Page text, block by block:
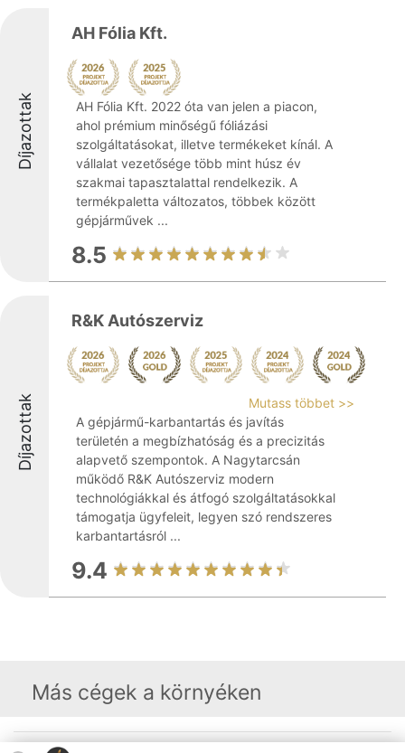
Díjazottak
AH Fólia Kft.
AH Fólia Kft. 2022 óta van jelen a piacon,
ahol prémium minőségű fóliázási
szolgáltatásokat, illetve termékeket kínál. A
vállalat vezetősége több mint húsz év
szakmai tapasztalattal rendelkezik. A
termékpaletta változatos, többek között
gépjárművek ...
8.5
Díjazottak
R&K Autószerviz
Mutass többet >>
A gépjármű-karbantartás és javítás
területén a megbízhatóság és a precizitás
alapvető szempontok. A Nagytarcsán
működő R&K Autószerviz modern
technológiákkal és átfogó szolgáltatásokkal
támogatja ügyfeleit, legyen szó rendszeres
karbantartásról ...
9.4
Más cégek a környéken